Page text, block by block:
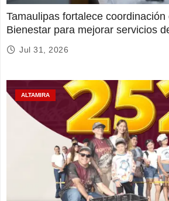
Tamaulipas fortalece coordinación
Bienestar para mejorar servicios
Jul 31, 2026
ALTAMIRA